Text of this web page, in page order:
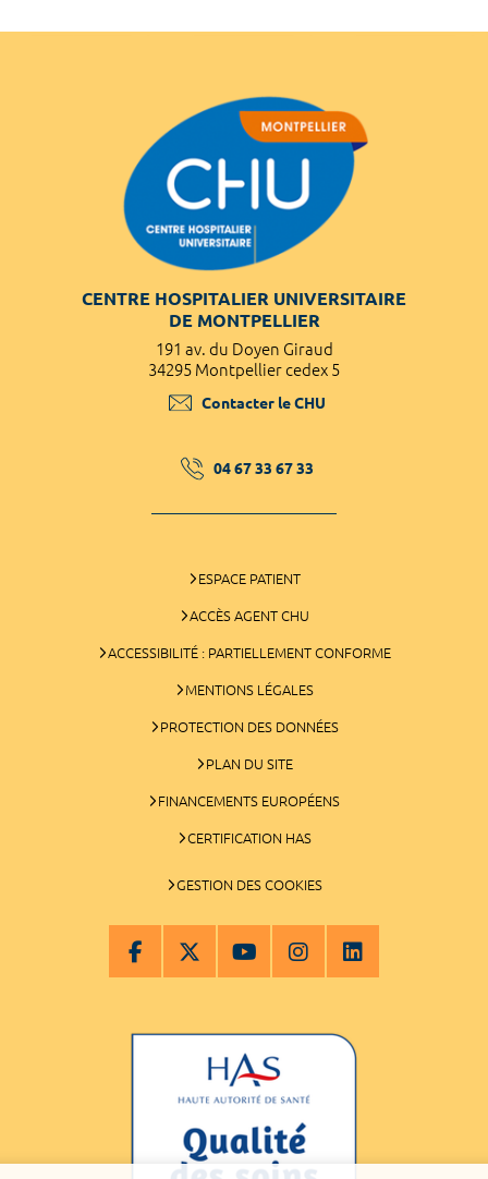
CENTRE HOSPITALIER UNIVERSITAIRE
DE MONTPELLIER
191 av. du Doyen Giraud
34295 Montpellier cedex 5
Contacter le CHU
04 67 33 67 33
ESPACE PATIENT
ACCÈS AGENT CHU
ACCESSIBILITÉ : PARTIELLEMENT CONFORME
MENTIONS LÉGALES
PROTECTION DES DONNÉES
PLAN DU SITE
FINANCEMENTS EUROPÉENS
CERTIFICATION HAS
GESTION DES COOKIES